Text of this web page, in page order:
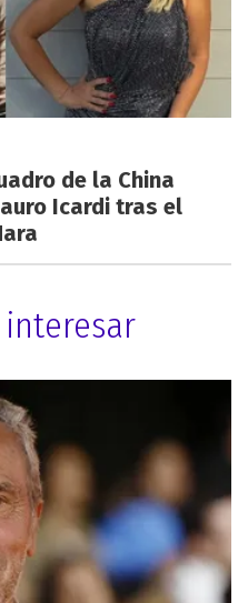
de la China
Icardi tras el